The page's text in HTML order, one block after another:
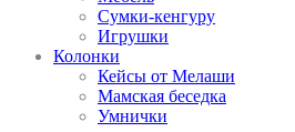
Сумки-кенгуру
Игрушки
Колонки
Кейсы от Мелаши
Мамская беседка
Умнички